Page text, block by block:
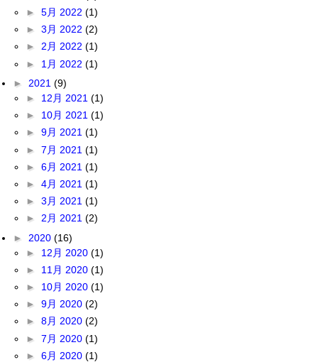
► 5月 2022 (1)
► 3月 2022 (2)
► 2月 2022 (1)
► 1月 2022 (1)
► 2021 (9)
► 12月 2021 (1)
► 10月 2021 (1)
► 9月 2021 (1)
► 7月 2021 (1)
► 6月 2021 (1)
► 4月 2021 (1)
► 3月 2021 (1)
► 2月 2021 (2)
► 2020 (16)
► 12月 2020 (1)
► 11月 2020 (1)
► 10月 2020 (1)
► 9月 2020 (2)
► 8月 2020 (2)
► 7月 2020 (1)
► 6月 2020 (1)